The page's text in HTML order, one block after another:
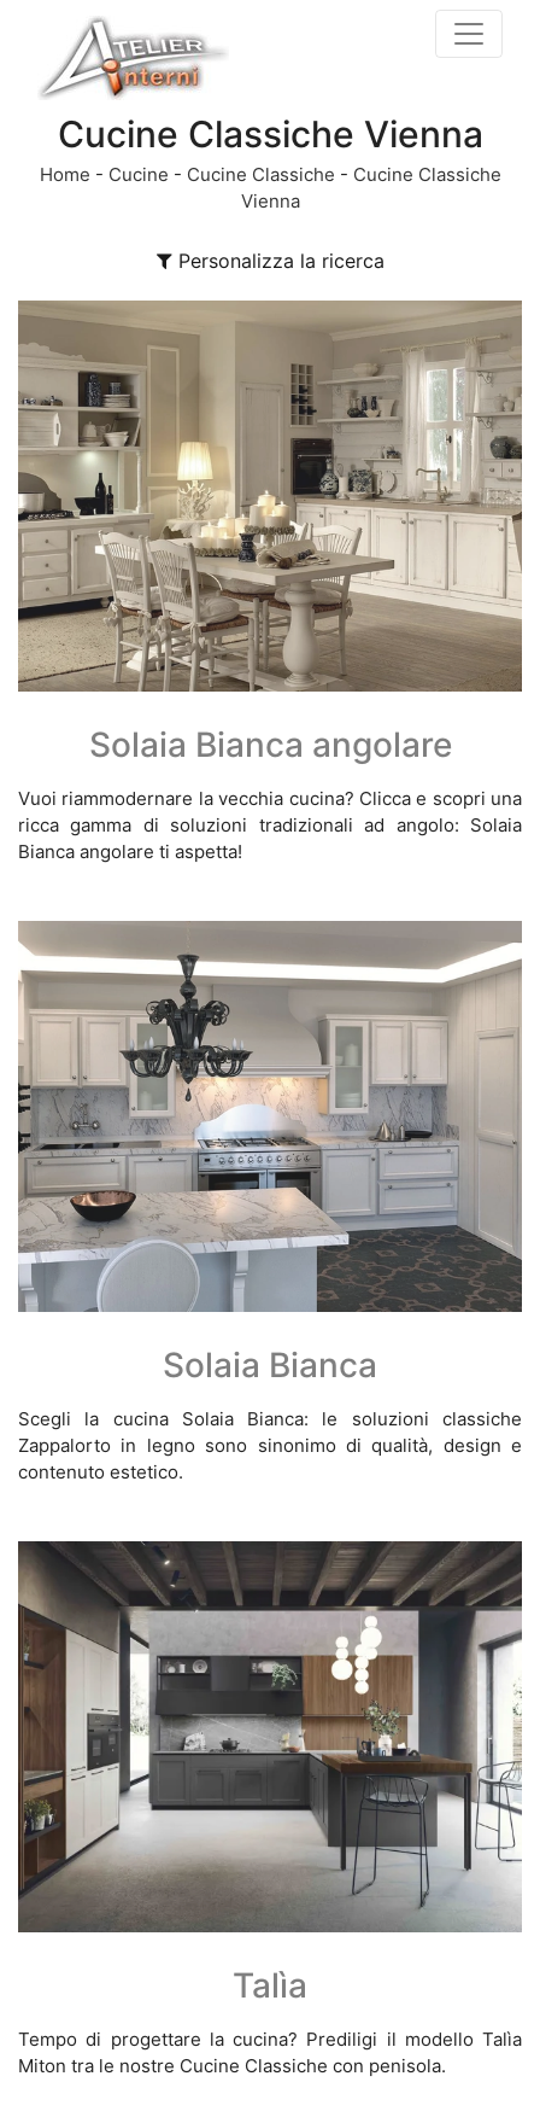
Cucine Classiche Vienna
Home - Cucine - Cucine Classiche - Cucine Classiche
Vienna
Personalizza la ricerca
Solaia Bianca angolare
Vuoi riammodernare la vecchia cucina? Clicca e scopri una
ricca gamma di soluzioni tradizionali ad angolo: Solaia
Bianca angolare ti aspetta!
Solaia Bianca
Scegli la cucina Solaia Bianca: le soluzioni classiche
Zappalorto in legno sono sinonimo di qualità, design e
contenuto estetico.
Talìa
Tempo di progettare la cucina? Prediligi il modello Talìa
Miton tra le nostre Cucine Classiche con penisola.